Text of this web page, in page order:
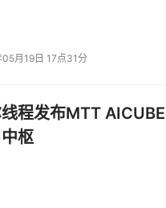
栈工程化能力，创新研
品体系，以“人机协同”陪
家庭医生“服务效能”。AI家
数据初筛，让医助团队聚
务中解放，专注于临床诊
月19日 17点31分
程发布MTT
枢